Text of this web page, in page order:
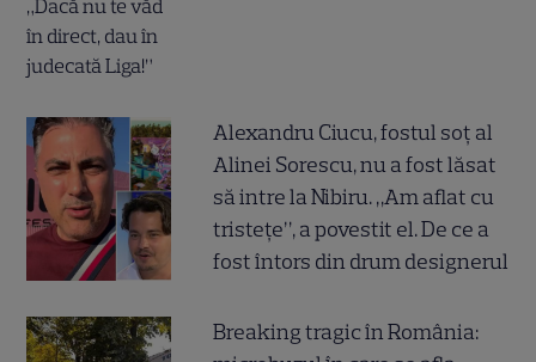
Alexandru Ciucu, fostul soț al
Alinei Sorescu, nu a fost lăsat
să intre la Nibiru. „Am aflat cu
tristețe”, a povestit el. De ce a
fost întors din drum designerul
Breaking tragic în România: